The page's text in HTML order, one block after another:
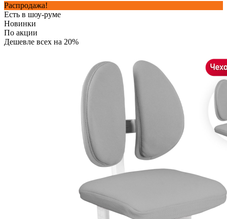
Распродажа!
Есть в шоу-руме
Новинки
По акции
Дешевле всех на 20%